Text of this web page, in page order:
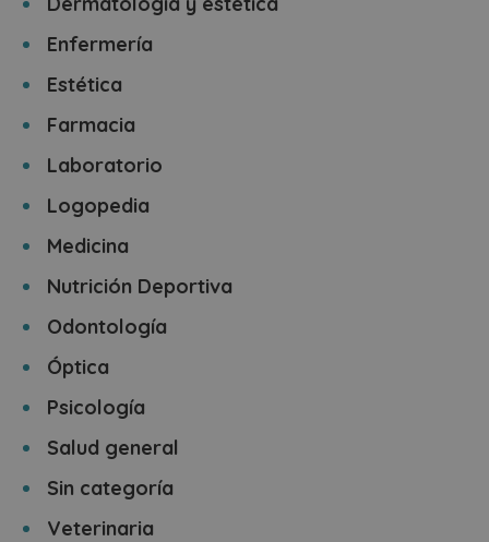
Enfermería
Estética
Farmacia
Laboratorio
Logopedia
Medicina
Nutrición Deportiva
Odontología
Óptica
Psicología
Salud general
Sin categoría
Veterinaria